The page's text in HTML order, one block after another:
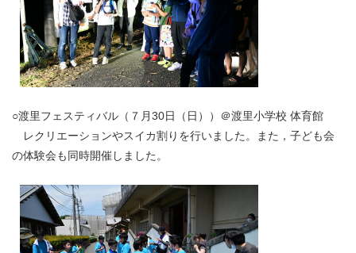
○渡里フェスティバル（７月30日（日））＠渡里小学校 体育館
レクリエーションやスイカ割りを行いました。また，子ども会
の体験会も同時開催しました。